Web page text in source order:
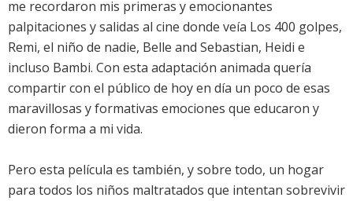
me recordaron mis primeras y emocionantes
palpitaciones y salidas al cine donde veía Los 400 golpes,
Remi, el niño de nadie, Belle and Sebastian, Heidi e
incluso Bambi. Con esta adaptación animada quería
compartir con el público de hoy en día un poco de esas
maravillosas y formativas emociones que educaron y
dieron forma a mi vida.
Pero esta película es también, y sobre todo, un hogar
para todos los niños maltratados que intentan sobrevivir